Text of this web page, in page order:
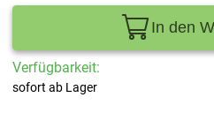
In den
Verfügbarkeit:
sofort ab Lager